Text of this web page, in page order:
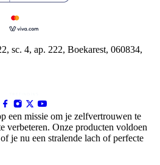
sc. 4, ap. 222, Boekarest, 060834,
een missie om je zelfvertrouwen te
verbeteren. Onze producten voldoen
je nu een stralende lach of perfecte